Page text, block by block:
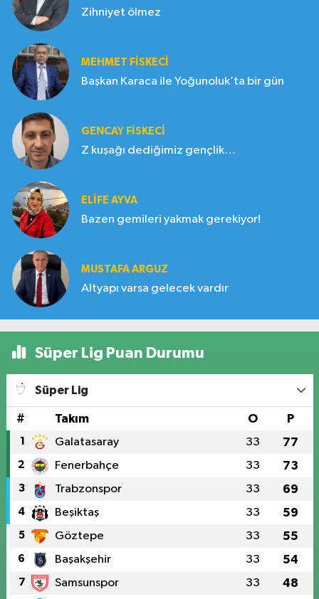
Zihniyet ölmez
MEHMET FİSKECİ
Başkan Karaca ile Yoğunoluk’ta bir gün
GENCAY FİSKECİ
Z kuşağı dediğimiz gençlik…
ELIFE AYVA
Bazen gemileri yakmak gerekiyor!
MUSTAFA ARGUZ
Altyapı varsa gelecek vardır
Süper Lig Puan Durumu
Süper Lig
# Takım O P
1 Galatasaray 33 77
2 Fenerbahçe 33 73
3 Trabzonspor 33 69
4 Beşiktaş 33 59
5 Göztepe 33 55
6 Başakşehir 33 54
7 Samsunspor 33 48